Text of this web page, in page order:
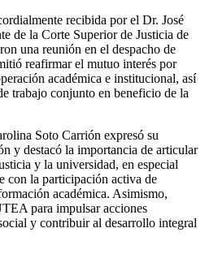
recibida por el Dr. José
de la Corte Superior de Justicia de
una reunión en el despacho de
reafirmar el mutuo interés por
académica e institucional, así
trabajo conjunto en beneficio de la
Soto Carrión expresó su
y destacó la importancia de articular
y la universidad, en especial
con la participación activa de
académica. Asimismo,
para impulsar acciones
y contribuir al desarrollo integral